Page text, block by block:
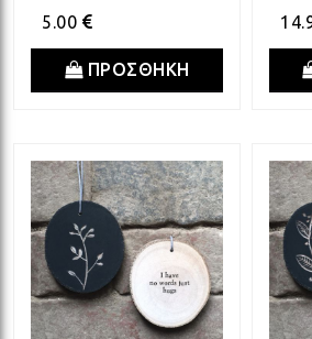
5.00
ΠΡΟΣΘΗΚΗ